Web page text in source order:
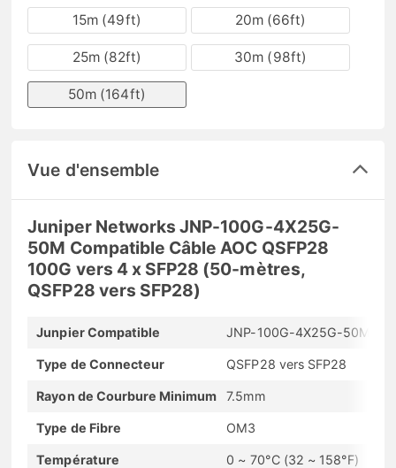
15m (49ft) 20m (66ft)
25m (82ft) 30m (98ft)
50m (164ft)
Vue d'ensemble
Juniper Networks JNP-100G-4X25G-
50M Compatible Câble AOC QSFP28
100G vers 4 x SFP28 (50-mètres,
QSFP28 vers SFP28)
Junpier Compatible JNP-100G-4X25G-50M
Type de Connecteur QSFP28 vers SFP28
Rayon de Courbure Minimum 7.5mm
Type de Fibre OM3
Température 0 ~ 70°C (32 ~ 158°F)